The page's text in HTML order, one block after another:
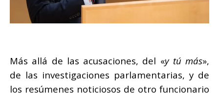
Más allá de las acusaciones, del «y tú más»,
de las investigaciones parlamentarias, y de
los resúmenes noticiosos de otro funcionario